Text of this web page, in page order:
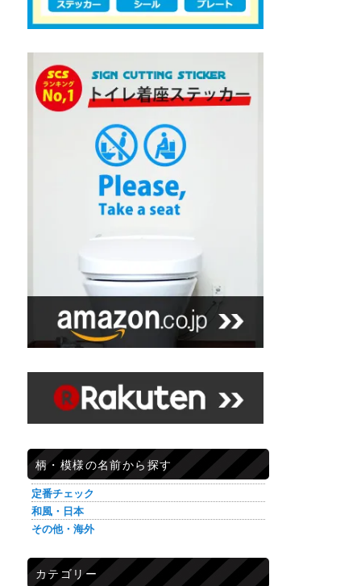
柄・模様の名前から探す
定番チェック
和風・日本
その他・海外
カテゴリー